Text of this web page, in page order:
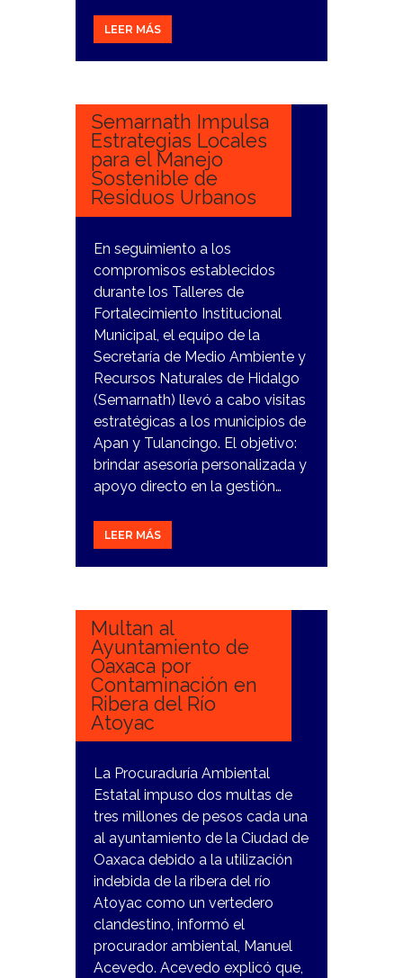
LEER MÁS
28
Semarnath Impulsa
Estrategias Locales
para el Manejo
Sostenible de
Residuos Urbanos
En seguimiento a los
compromisos establecidos
durante los Talleres de
Fortalecimiento Institucional
Municipal, el equipo de la
Secretaría de Medio Ambiente y
Recursos Naturales de Hidalgo
(Semarnath) llevó a cabo visitas
estratégicas a los municipios de
Apan y Tulancingo. El objetivo:
brindar asesoría personalizada y
apoyo directo en la gestión…
LEER MÁS
22
Multan al
Ayuntamiento de
Oaxaca por
Contaminación en
Ribera del Río
Atoyac
La Procuraduría Ambiental
Estatal impuso dos multas de
tres millones de pesos cada una
al ayuntamiento de la Ciudad de
Oaxaca debido a la utilización
indebida de la ribera del río
Atoyac como un vertedero
clandestino, informó el
procurador ambiental, Manuel
Acevedo. Acevedo explicó que,